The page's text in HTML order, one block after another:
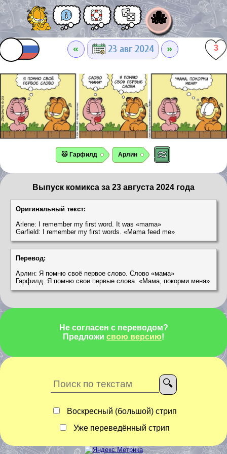
🐙
« 23 авг 2024 » 3
🐱 Гарфилд Арлин
Выпуск комикса за 23 августа 2024 года
Оригинальный текст:
Arlene: I remember my first word. It was «mama»
Garfield: I remember my first words. «Mama feed me»
Перевод:
Арлин: Я помню своё первое слово. Слово «мама»
Гарфилд: Я помню свои первые слова. «Мама, покорми меня»
Не согласен с переводом?
Предложи свою версию!
Воскресный (большой) стрип
Уже переведённый стрип